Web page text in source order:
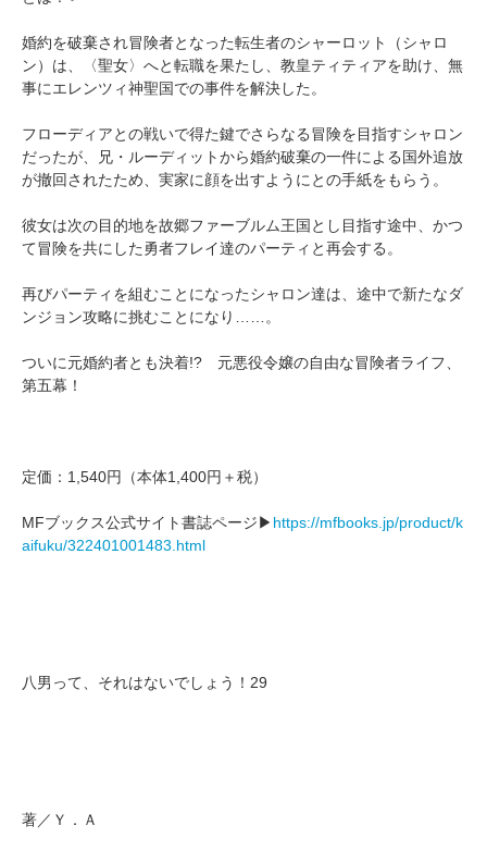
婚約を破棄され冒険者となった転生者のシャーロット（シャロ
ン）は、〈聖女〉へと転職を果たし、教皇ティティアを助け、無
事にエレンツィ神聖国での事件を解決した。
フローディアとの戦いで得た鍵でさらなる冒険を目指すシャロン
だったが、兄・ルーディットから婚約破棄の一件による国外追放
が撤回されたため、実家に顔を出すようにとの手紙をもらう。
彼女は次の目的地を故郷ファーブルム王国とし目指す途中、かつ
て冒険を共にした勇者フレイ達のパーティと再会する。
再びパーティを組むことになったシャロン達は、途中で新たなダ
ンジョン攻略に挑むことになり……。
ついに元婚約者とも決着!? 元悪役令嬢の自由な冒険者ライフ、
第五幕！
定価：1,540円（本体1,400円＋税）
MFブックス公式サイト書誌ページ▶ https://mfbooks.jp/product/k
aifuku/322401001483.html
八男って、それはないでしょう！29
著／Ｙ．Ａ